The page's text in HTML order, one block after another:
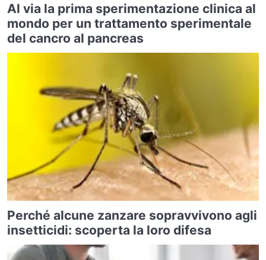
Al via la prima sperimentazione clinica al
mondo per un trattamento sperimentale
del cancro al pancreas
Perché alcune zanzare sopravvivono agli
insetticidi: scoperta la loro difesa